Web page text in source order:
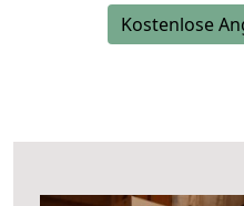
Kostenlose